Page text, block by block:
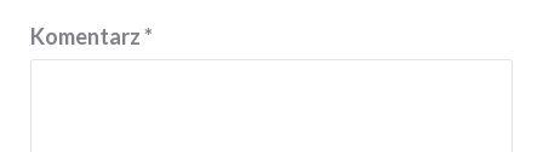
Komentarz*